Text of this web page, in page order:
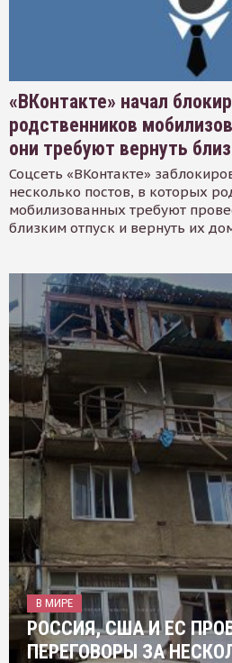
«ВКонтакте» начал
родственников
они требуют вернуть
Соцсеть «ВКонтакте»
несколько постов, в которых
мобилизованных требуют
близким отпуск и вернуть их
В МИРЕ
РОССИЯ, США И ЕС
ПЕРЕГОВОРЫ ЗА